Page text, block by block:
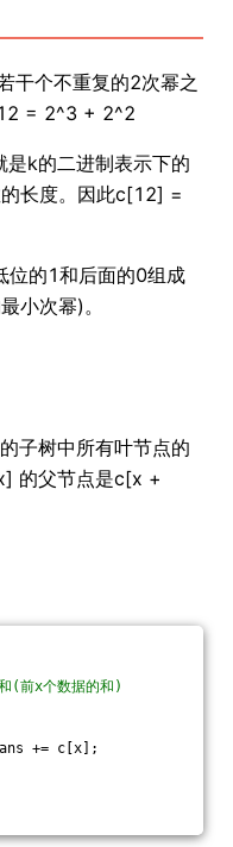
干个不重复的2次幂之
= 2^3 + 2^2
k的二进制表示下的
长度。因此c[12] =
的1和后面的0组成
小次幂)。
子树中所有叶节点的
的父节点是c[x +
(前x个数据的和)
+= c[x];